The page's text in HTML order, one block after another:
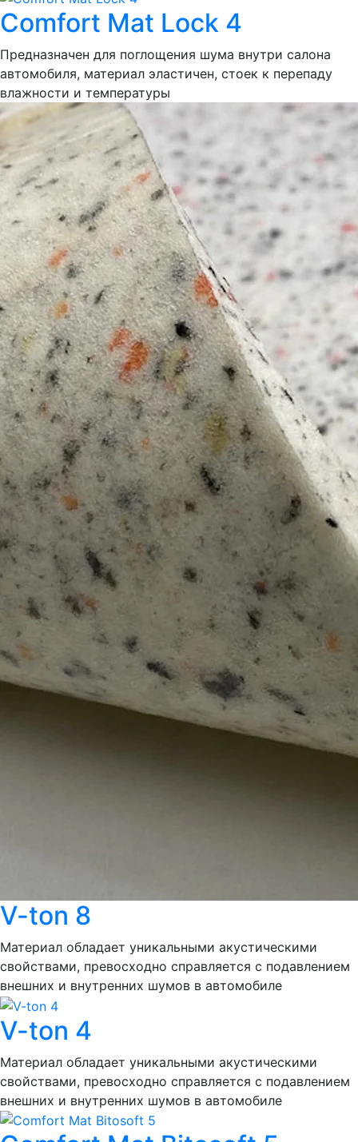
Comfort Mat Lock 4
Предназначен для поглощения шума внутри салона
автомобиля, материал эластичен, стоек к перепаду
влажности и температуры
V-ton 8
Материал обладает уникальными акустическими
свойствами, превосходно справляется с подавлением
внешних и внутренних шумов в автомобиле
V-ton 4
Материал обладает уникальными акустическими
свойствами, превосходно справляется с подавлением
внешних и внутренних шумов в автомобиле